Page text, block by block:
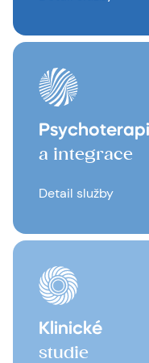
a integrace
Detail služby
Klinické
studie